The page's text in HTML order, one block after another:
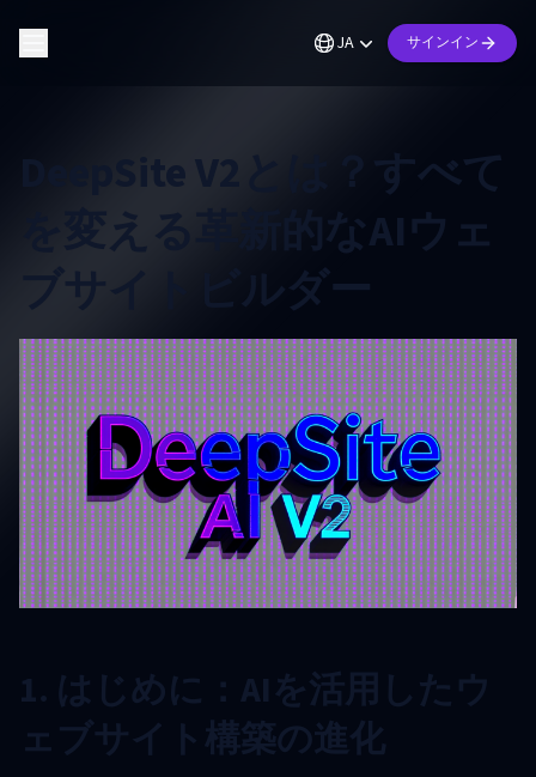
JA サインイン
DeepSite V2とは？すべて
を変える革新的なAIウェ
ブサイトビルダー
1. はじめに：AIを活用したウ
ェブサイト構築の進化